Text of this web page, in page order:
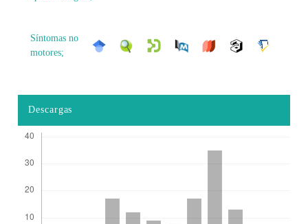
Síntomas no
motores;
Descargas